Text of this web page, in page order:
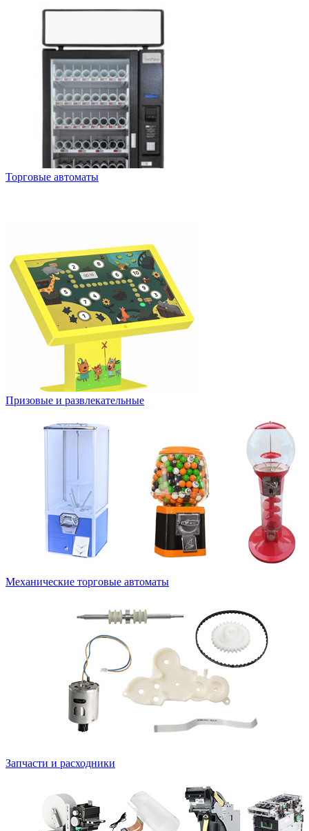
Торговые автоматы
Призовые и развлекательные
Механические торговые автоматы
Запчасти и расходники